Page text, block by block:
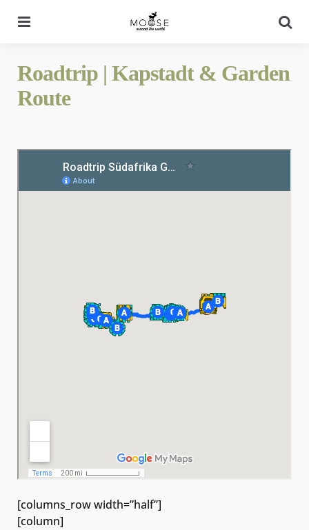
Roadtrip | Kapstadt & Garden
Route
[columns_row width=”half”]
[column]